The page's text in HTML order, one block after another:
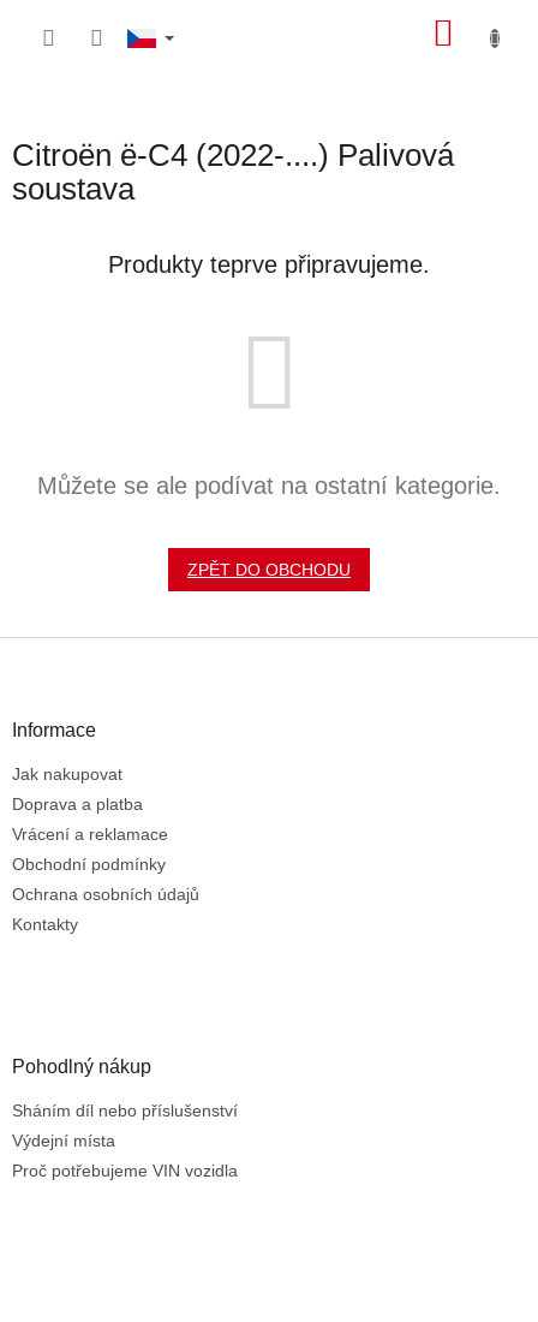
Citroën ë-C4 (2022-....) Palivová
soustava
Produkty teprve připravujeme.
Můžete se ale podívat na ostatní kategorie.
ZPĚT DO OBCHODU
Informace
Jak nakupovat
Doprava a platba
Vrácení a reklamace
Obchodní podmínky
Ochrana osobních údajů
Kontakty
Pohodlný nákup
Sháním díl nebo příslušenství
Výdejní místa
Proč potřebujeme VIN vozidla